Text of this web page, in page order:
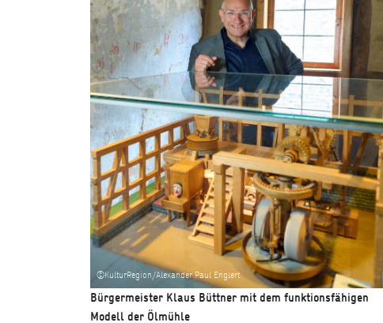
©KulturRegion/Alexander Paul Englert
Bürgermeister Klaus Büttner mit dem funktionsfähigen
Modell der Ölmühle